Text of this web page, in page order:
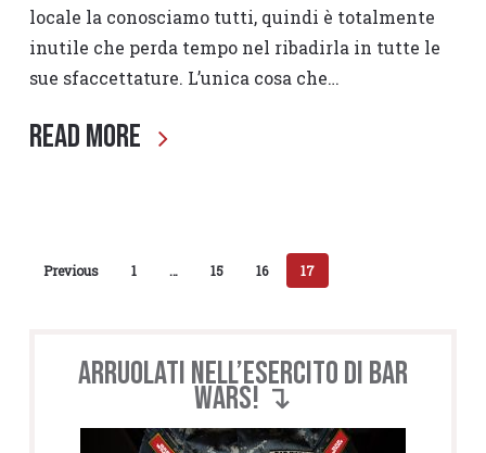
locale la conosciamo tutti, quindi è totalmente
inutile che perda tempo nel ribadirla in tutte le
sue sfaccettature. L’unica cosa che…
Read More
Previous 1 … 15 16 17
Arruolati nell’esercito di BAR
WARS! ↴